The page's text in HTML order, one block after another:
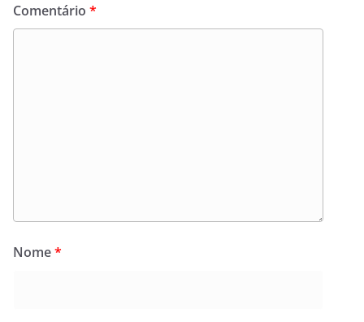
Comentário *
Nome*